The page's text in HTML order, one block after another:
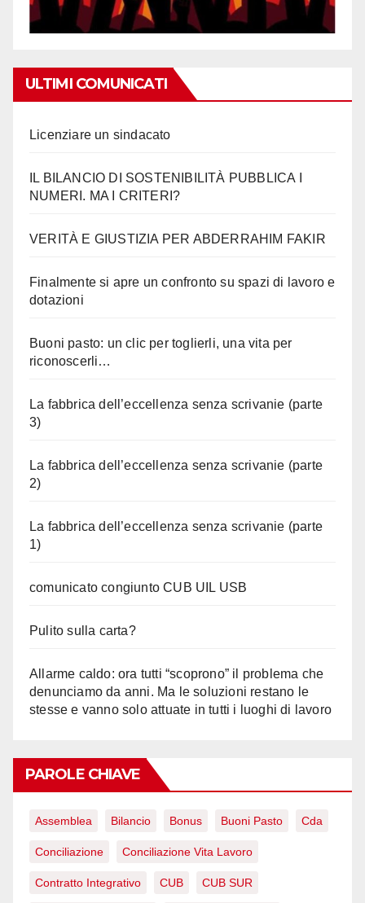
ULTIMI COMUNICATI
Licenziare un sindacato
IL BILANCIO DI SOSTENIBILITÀ PUBBLICA I
NUMERI. MA I CRITERI?
VERITÀ E GIUSTIZIA PER ABDERRAHIM FAKIR
Finalmente si apre un confronto su spazi di lavoro e
dotazioni
Buoni pasto: un clic per toglierli, una vita per
riconoscerli…
La fabbrica dell’eccellenza senza scrivanie (parte
3)
La fabbrica dell’eccellenza senza scrivanie (parte
2)
La fabbrica dell’eccellenza senza scrivanie (parte
1)
comunicato congiunto CUB UIL USB
Pulito sulla carta?
Allarme caldo: ora tutti “scoprono” il problema che
denunciamo da anni. Ma le soluzioni restano le
stesse e vanno solo attuate in tutti i luoghi di lavoro
PAROLE CHIAVE
Assemblea Bilancio Bonus Buoni Pasto Cda
Conciliazione Conciliazione Vita Lavoro
Contratto Integrativo CUB CUB SUR